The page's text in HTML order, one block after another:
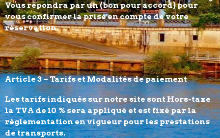
Vous répondra par un (bon pour accord) pour
vous confirmer la prise en compte de votre
réservation.
Article 3 – Tarifs et Modalités de paiement
Les tarifs indiqués sur notre site sont Hors-taxe
la TVA de 10 % sera appliqué et est fixé par la
réglementation en vigueur pour les prestations
de transports.